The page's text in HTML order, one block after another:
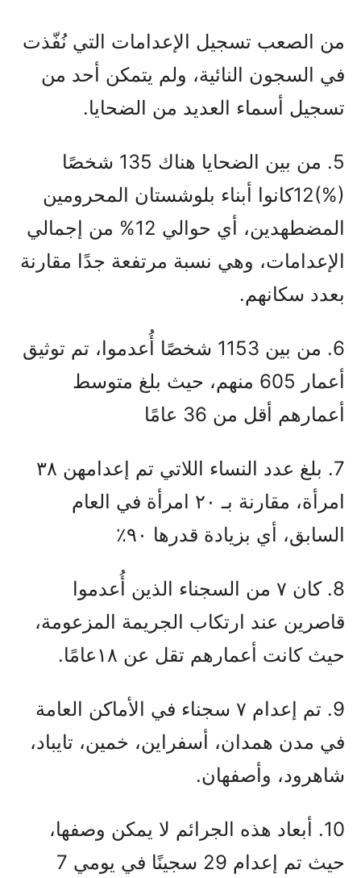
من الصعب تسجيل الإعدامات التي نُفّذت
في السجون النائية، ولم يتمكن أحد من
تسجيل أسماء العديد من الضحايا.
5. من بين الضحايا هناك 135 شخصًا
(%)12كانوا أبناء بلوشستان المحرومين
المضطهدين، أي حوالي 12% من إجمالي
الإعدامات، وهي نسبة مرتفعة جدًا مقارنة
بعدد سكانهم.
6. من بين 1153 شخصًا أُعدموا، تم توثيق
أعمار 605 منهم، حيث بلغ متوسط
أعمارهم أقل من 36 عامًا
7. بلغ عدد النساء اللاتي تم إعدامهن ۳۸
امرأة، مقارنة بـ ۲۰ امرأة في العام
السابق، أي بزيادة قدرها ۹۰٪
8. كان ۷ من السجناء الذين أُعدموا
قاصرين عند ارتكاب الجريمة المزعومة،
حيث كانت أعمارهم تقل عن ۱۸عامًا.
9. تم إعدام ۷ سجناء في الأماكن العامة
في مدن همدان، أسفراین، خمين، تايباد،
شاهرود، وأصفهان.
10. أبعاد هذه الجرائم لا يمكن وصفها،
حيث تم إعدام 29 سجينًا في يومي 7